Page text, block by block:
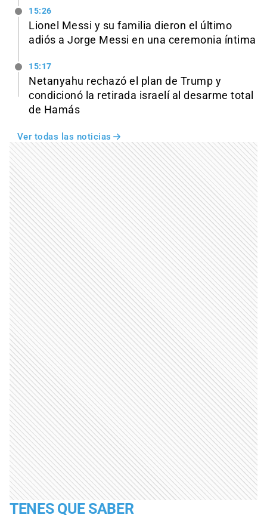
15:26
Lionel Messi y su familia dieron el último
adiós a Jorge Messi en una ceremonia íntima
15:17
Netanyahu rechazó el plan de Trump y
condicionó la retirada israelí al desarme total
de Hamás
Ver todas las noticias
TENES QUE SABER